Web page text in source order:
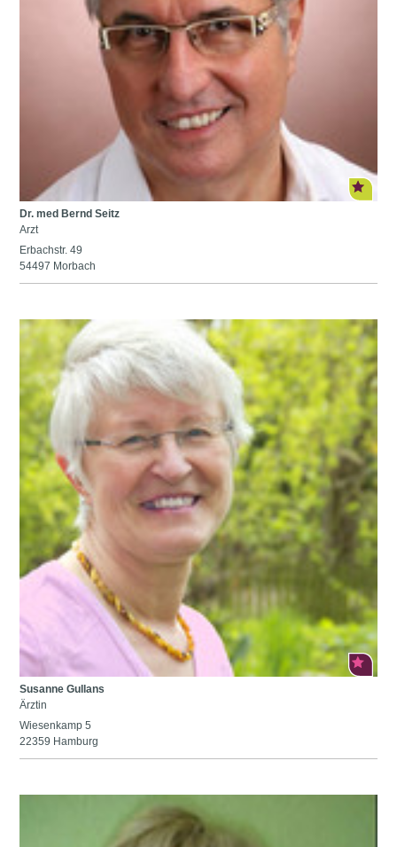
Dr. med Bernd Seitz
Arzt
Erbachstr. 49
54497 Morbach
Susanne Gullans
Ärztin
Wiesenkamp 5
22359 Hamburg